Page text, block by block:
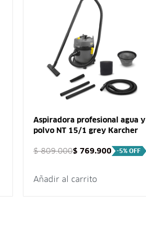
Aspiradora profesional agua y
polvo NT 15/1 grey Karcher
$809.000$ 769.900 -5% OFF
Añadir al carrito